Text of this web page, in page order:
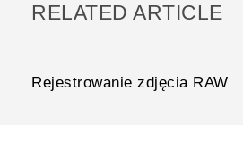
RELATED ARTICLE
Rejestrowanie zdjęcia RAW